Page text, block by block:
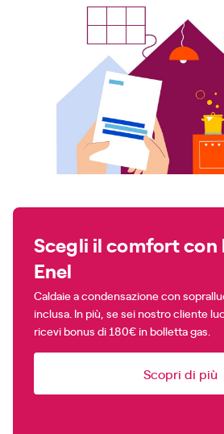
Scegli il comfort con
Enel
Caldaie a condensazione con
inclusa. In più, se sei nostro cliente
ricevi bonus di 180€ in bolletta gas.
Scopri di più